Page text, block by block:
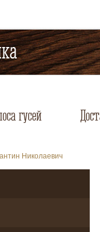
гусей
Николаевич